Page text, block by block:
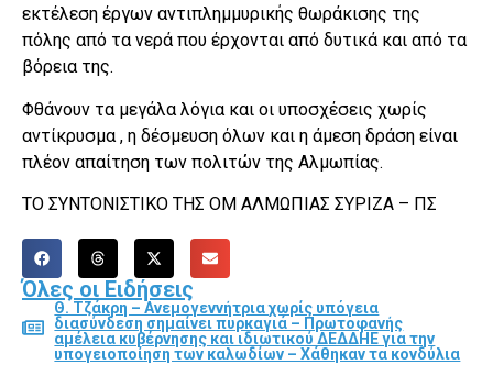
εκτέλεση έργων αντιπλημμυρικής θωράκισης της
πόλης από τα νερά που έρχονται από δυτικά και από τα
βόρεια της.
Φθάνουν τα μεγάλα λόγια και οι υποσχέσεις χωρίς
αντίκρυσμα , η δέσμευση όλων και η άμεση δράση είναι
πλέον απαίτηση των πολιτών της Αλμωπίας.
ΤΟ ΣΥΝΤΟΝΙΣΤΙΚΟ ΤΗΣ ΟΜ ΑΛΜΩΠΙΑΣ ΣΥΡΙΖΑ – ΠΣ
Όλες οι Ειδήσεις
Θ. Τζάκρη – Ανεμογεννήτρια χωρίς υπόγεια
διασύνδεση σημαίνει πυρκαγιά – Πρωτοφανής
αμέλεια κυβέρνησης και ιδιωτικού ΔΕΔΔΗΕ για την
υπογειοποίηση των καλωδίων – Χάθηκαν τα κονδύλια